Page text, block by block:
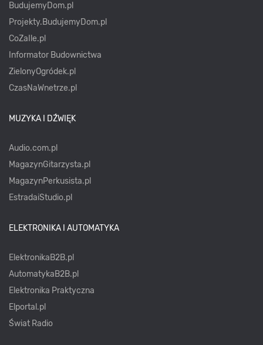
BudujemyDom.pl
Projekty.BudujemyDom.pl
CoZaIle.pl
Informator Budownictwa
ZielonyOgródek.pl
CzasNaWnetrze.pl
MUZYKA I DŹWIĘK
Audio.com.pl
MagazynGitarzysta.pl
MagazynPerkusista.pl
EstradaiStudio.pl
ELEKTRONIKA I AUTOMATYKA
ElektronikaB2B.pl
AutomatykaB2B.pl
Elektronika Praktyczna
Elportal.pl
Świat Radio